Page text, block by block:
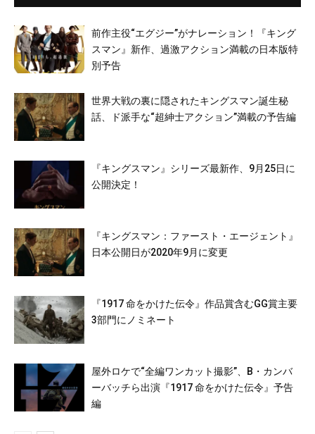
前作主役“エグジー”がナレーション！『キング
スマン』新作、過激アクション満載の日本版特
別予告
世界大戦の裏に隠されたキングスマン誕生秘
話、ド派手な“超紳士アクション”満載の予告編
『キングスマン』シリーズ最新作、9月25日に
公開決定！
『キングスマン：ファースト・エージェント』
日本公開日が2020年9月に変更
『1917 命をかけた伝令』作品賞含むGG賞主要
3部門にノミネート
屋外ロケで“全編ワンカット撮影”、B・カンバ
ーバッチら出演『1917 命をかけた伝令』予告
編